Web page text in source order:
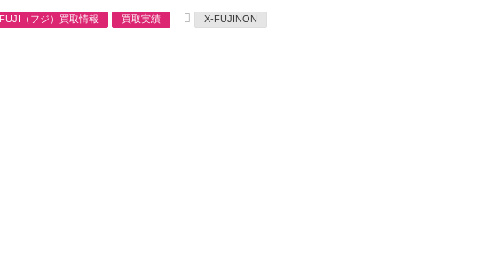
FUJI（フジ）買取情報 買取実績
T
a
X-FUJINON